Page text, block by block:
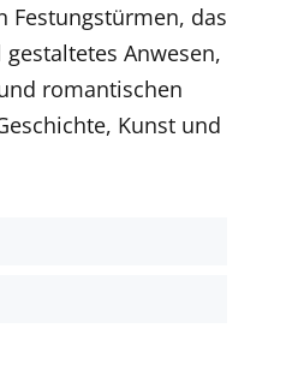
Festungstürmen, das
Anwesen,
romantischen
Kunst und